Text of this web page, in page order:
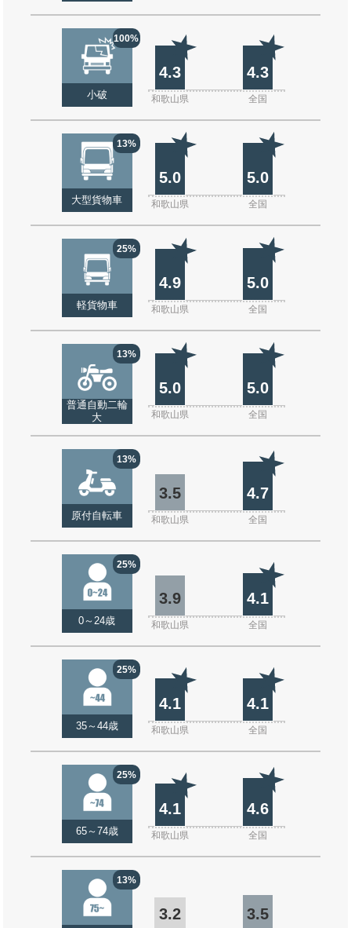
100%
小破
4.3 4.3
和歌山県 全国
13%
大型貨物車
5.0 5.0
和歌山県 全国
25%
軽貨物車
4.9 5.0
和歌山県 全国
13%
普通自動二輪
大
5.0 5.0
和歌山県 全国
13%
原付自転車
3.5 4.7
和歌山県 全国
25%
0～24歳
3.9 4.1
和歌山県 全国
25%
35～44歳
4.1 4.1
和歌山県 全国
25%
65～74歳
4.1 4.6
和歌山県 全国
13%
3.2 3.5